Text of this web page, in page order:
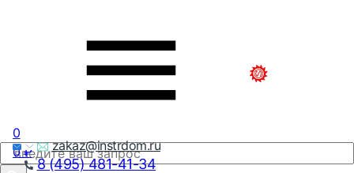
zakaz@instrdom.ru
8 (495) 481-41-34
0
0₽